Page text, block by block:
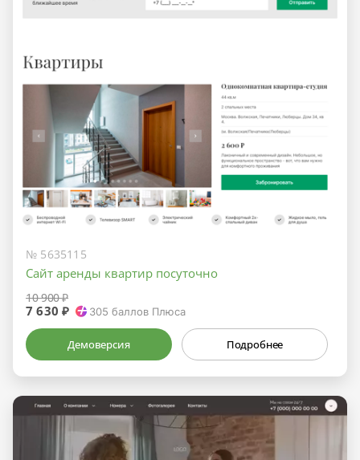
№ 5635115
Сайт аренды квартир посуточно
10 900 ₽
7 630 ₽ 305 баллов Плюса
Демоверсия Подробнее